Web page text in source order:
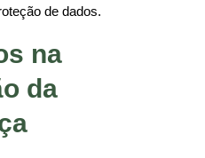
de dados.
na
da